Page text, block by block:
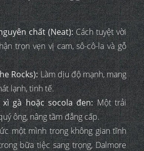
chất (Neat):Cách tuyệt vời
trọn vẹn vị cam, sô-cô-la và gỗ
Rocks):Làm dịu độ mạnh, mang
lạnh, tinh tế.
gà hoặc socola đen:Một trải
ông, nâng tầm đẳng cấp.
một mình trong không gian tĩnh
bữa tiệc sang trọng, Dalmore